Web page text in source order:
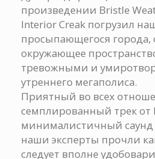
произведении Bristle
Interior Creak погрузил
просыпающегося города,
окружающее
тревожными и
утреннего мегаполиса.
Приятный во всех
семплированный трек от
минималистичный саунд
наши эксперты прочли
следует вполне